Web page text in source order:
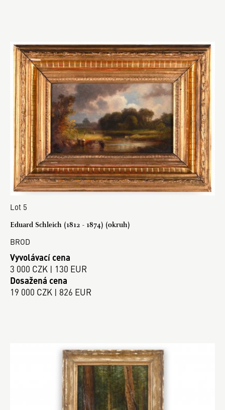
Lot 5
Eduard Schleich (1812 - 1874) (okruh)
BROD
Vyvolávací cena
3 000 CZK | 130 EUR
Dosažená cena
19 000 CZK | 826 EUR